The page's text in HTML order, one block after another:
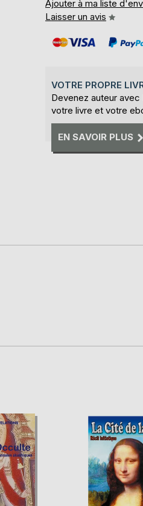
Ajouter à ma liste
Laisser un avis
VOTRE PROPRE
Devenez auteur
votre livre et votre
EN SAVOIR PLUS